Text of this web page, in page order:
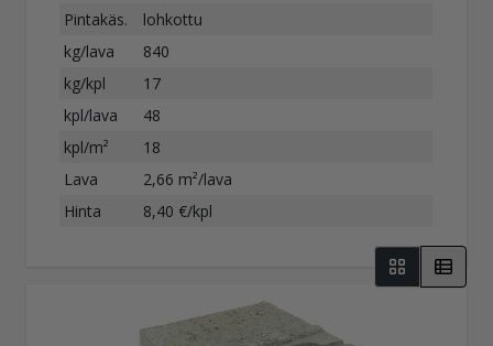
Pintakäs.
lohkottu
kg/lava
840
kg/kpl
17
kpl/lava
48
kpl/m²
18
Lava
2,66 m²/lava
Hinta
8,40 €/kpl